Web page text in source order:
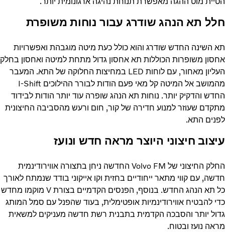
חלל תא הנהג שודרג עבור נוחות משופרת
תא השינה החדש שודרג והוא כולל כעת מיטה מוגבהת ואפשרויות
אחסון משופרות הכוללות תא אחסון גדול מתחת למיטה ואחסון בחלק
העליון מאחור, עם לוחות LED במחיצות החלוקה של התא. המעבר
מהמושב אל המיטה קל מאי פעם הודות לבורר ההילוכים I-Shift
החדש והדקיק יותר. נוחות תא הנהג שופרה עוד יותר הודות לבידוד
מתקדם שעוזר למנוע חדירה של קור, חום ורעש מהסביבה החיצונית
לפנים התא.
עיצוב חיצוני היוצר מראה חדש ונועז
החלק החיצוני של Volvo FM החדשה ניחן בתצורה אווירודינמית
חדשה, עם קווי מתאר ייחודיים בחזית וקו אייקוני בודד שנמתח לאורך
כל תא הנהג החדש. בנוסף, הפנסים הקדמיים בצורת V מוקמו מחדש
כדי להבטיח אווירודינמיות אופטימלית, בעוד שהפנל עם סמל המותג
גדול יותר והסבכה הקדמית בתבנית רשת חדשה מעניקים למשאית
מראה נועז ובטוח.